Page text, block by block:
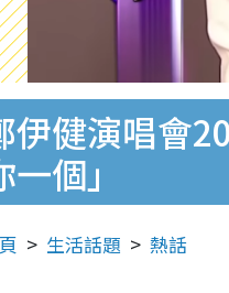
伊健演唱會
一個」
生活話題 熱話